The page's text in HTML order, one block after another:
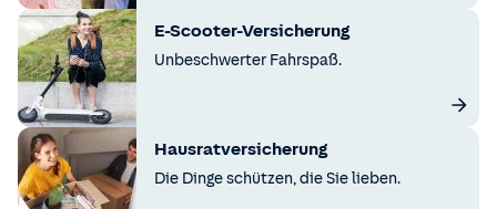
E-Scooter-Versicherung
Unbeschwerter Fahrspaß.
Hausratversicherung
Die Dinge schützen, die Sie lieben.